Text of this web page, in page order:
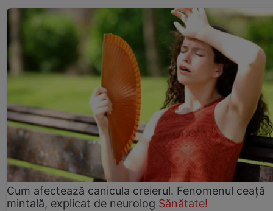
Cum afectează canicula creierul. Fenomenul ceață
mintală, explicat de neurolog Sănătate!